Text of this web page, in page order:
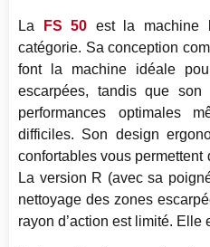
La FS 50 est la machine
catégorie. Sa conception
font la machine idéale
escarpées, tandis que
performances optimales
difficiles. Son design
confortables vous permettent
La version R (avec sa
nettoyage des zones
rayon d’action est limité. Elle